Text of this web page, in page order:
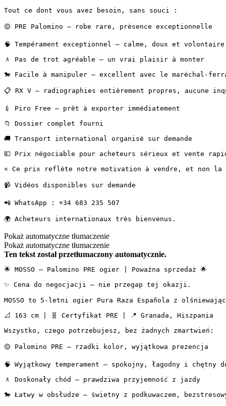
Tout ce dont vous avez besoin, sans souci :
🟡 PRE Palomino — robe rare, présence exceptionnelle
🧠 Tempérament exceptionnel — calme, doux et volontaire
🚶 Pas de trot agréable — un vrai plaisir à monter
🐎 Facile à manipuler — excellent avec le maréchal-
📋 RX V — radiographies entièrement propres, aucune
💉 Piro Free — prêt à exporter immédiatement
📁 Dossier complet fourni
🚚 Transport international organisé sur demande
💶 Prix négociable pour acheteurs sérieux et vente
« Ce prix reflète notre motivation à vendre, et non la
📹 Vidéos disponibles sur demande
📲 WhatsApp : +34 683 235 507
🌍 Acheteurs internationaux très bienvenus.
Pokaż automatyczne tłumaczenie
Pokaż automatyczne tłumaczenie
Ten tekst został przetłumaczony automatycznie.
🌟 MOSSO — Palomino PRE ogier | Poważna sprzedaż 🌟
✨ Cena do negocjacji — nie przegap tej okazji.
MOSSO to 5-letni ogier Pura Raza Española z
📐 163 cm | 🧬 Certyfikat PRE | 📍 Granada, Hiszpania
Wszystko, czego potrzebujesz, bez żadnych zmartwień:
🟡 Palomino PRE — rzadki kolor, wyjątkowa prezencja
🧠 Wyjątkowy temperament — spokojny, łagodny i chętny
🚶 Doskonały chód — prawdziwa przyjemność z jazdy
🐎 Łatwy w obsłudze — świetny z podkuwaczem,